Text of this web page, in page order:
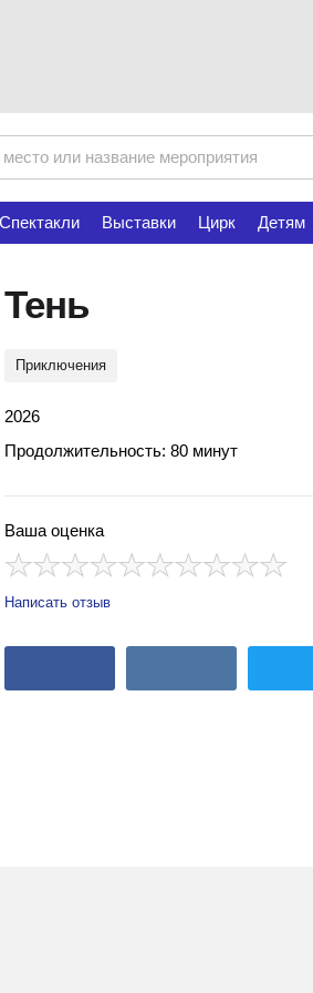
Спектакли Выставки Цирк Детям
Тень
Приключения
2026
Продолжительность: 80 минут
Ваша оценка
Написать отзыв